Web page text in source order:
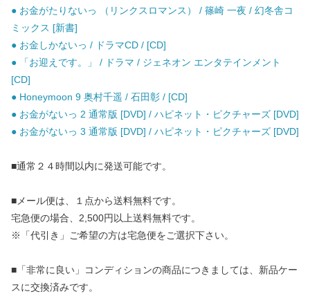
● お金がたりないっ （リンクスロマンス） / 篠崎 一夜 / 幻冬舎コ
ミックス [新書]
● お金しかないっ / ドラマCD / [CD]
● 「お迎えです。」 / ドラマ / ジェネオン エンタテインメント
[CD]
● Honeymoon 9 奥村千遥 / 石田彰 / [CD]
● お金がないっ 2 通常版 [DVD] / ハピネット・ピクチャーズ [DVD]
● お金がないっ 3 通常版 [DVD] / ハピネット・ピクチャーズ [DVD]
■通常２４時間以内に発送可能です。
■メール便は、１点から送料無料です。
宅急便の場合、2,500円以上送料無料です。
※「代引き」ご希望の方は宅急便をご選択下さい。
■「非常に良い」コンディションの商品につきましては、新品ケー
スに交換済みです。